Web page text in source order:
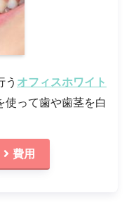
う オフィスホワイト
使って歯や歯茎を白
費用